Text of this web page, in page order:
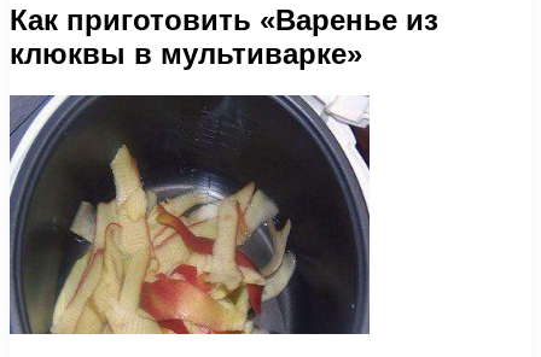
Как приготовить «Варенье из
клюквы в мультиварке»